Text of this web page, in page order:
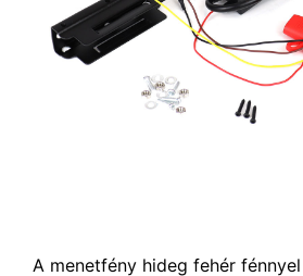
A menetfény hideg fehér